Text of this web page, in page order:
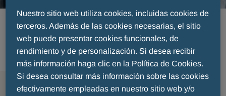
HOME CAREERS
OPEN POSITIONS
SPONTANEOUS CANDIDACY
MENU
Nuestro sitio web utiliza cookies, incluidas cookies de
terceros. Además de las cookies necesarias, el sitio
web puede presentar cookies funcionales, de
rendimiento y de personalización. Si desea recibir
más información haga clic en la Política de Cookies.
Si desea consultar más información sobre las cookies
efectivamente empleadas en nuestro sitio web y/o